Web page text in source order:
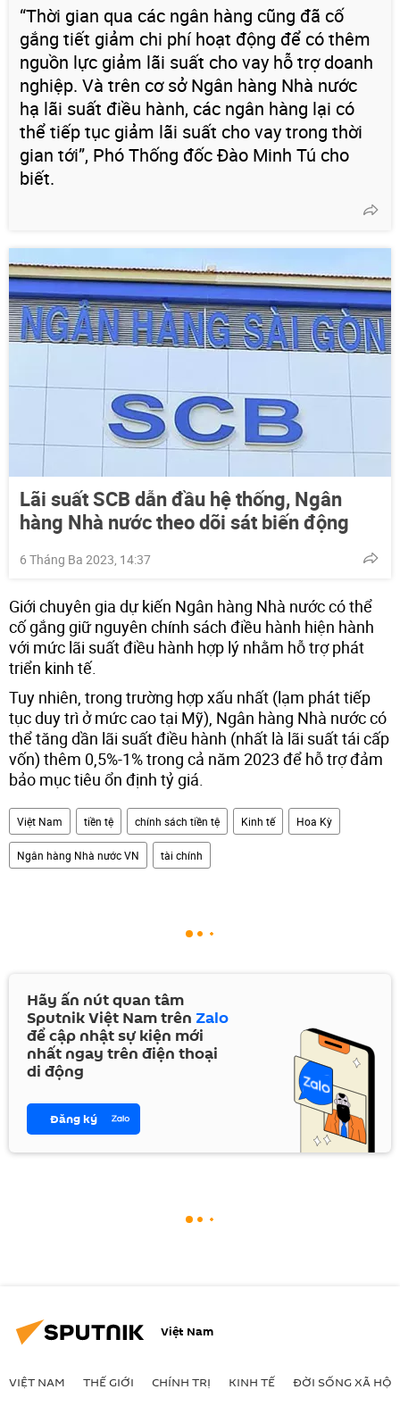
“Thời gian qua các ngân hàng cũng đã cố
gắng tiết giảm chi phí hoạt động để có thêm
nguồn lực giảm lãi suất cho vay hỗ trợ doanh
nghiệp. Và trên cơ sở Ngân hàng Nhà nước
hạ lãi suất điều hành, các ngân hàng lại có
thể tiếp tục giảm lãi suất cho vay trong thời
gian tới”, Phó Thống đốc Đào Minh Tú cho
biết.
Lãi suất SCB dẫn đầu hệ thống, Ngân
hàng Nhà nước theo dõi sát biến động
6 Tháng Ba 2023, 14:37
Giới chuyên gia dự kiến Ngân hàng Nhà nước có thể
cố gắng giữ nguyên chính sách điều hành hiện hành
với mức lãi suất điều hành hợp lý nhằm hỗ trợ phát
triển kinh tế.
Tuy nhiên, trong trường hợp xấu nhất (lạm phát tiếp
tục duy trì ở mức cao tại Mỹ), Ngân hàng Nhà nước có
thể tăng dần lãi suất điều hành (nhất là lãi suất tái cấp
vốn) thêm 0,5%-1% trong cả năm 2023 để hỗ trợ đảm
bảo mục tiêu ổn định tỷ giá.
Việt Nam tiền tệ chính sách tiền tệ Kinh tế Hoa Kỳ
Ngân hàng Nhà nước VN tài chính
Hãy ấn nút quan tâm
Sputnik Việt Nam trên Zalo
để cập nhật sự kiện mới
nhất ngay trên điện thoại
di động
Đăng ký
Việt Nam
VIỆT NAM THẾ GIỚI CHÍNH TRỊ KINH TẾ ĐỜI SỐNG XÃ HỘI